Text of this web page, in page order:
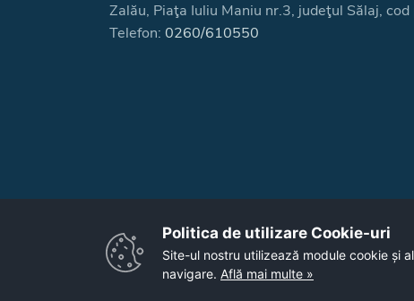
Zalău, Piaţa Iuliu Maniu nr.3, judeţul Sălaj,
Telefon: 0260/610550
Politica de utilizare Cookie-uri‎
Site-ul nostru utilizează module cookie și
navigare. Află mai multe »